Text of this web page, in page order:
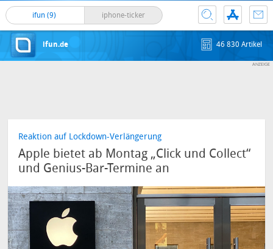
ifun (9) iphone-ticker
ifun.de 46 830 Artikel
Reaktion auf Lockdown-Verlängerung
Apple bietet ab Montag „Click und Collect“
und Genius-Bar-Termine an